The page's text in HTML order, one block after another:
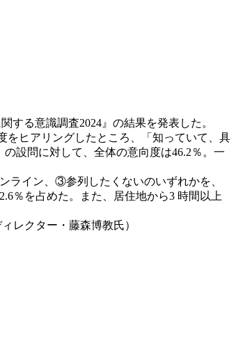
する意識調査2024』の結果を発表した。
をヒアリングしたところ、「知っていて、具
設問に対して、全体の意向度は46.2％。一
ライン、③参列したくないのいずれかを、
％を占めた。また、居住地から3 時間以上
レクター・藤森博教氏）